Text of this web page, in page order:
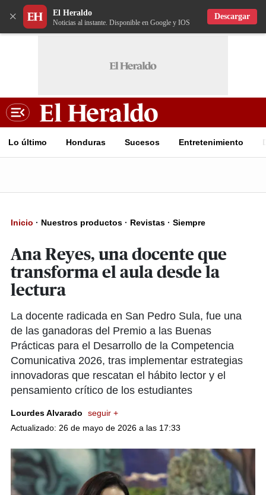
× El Heraldo
Noticias al instante. Disponible en Google y IOS
Descargar
Lo último Honduras Sucesos Entretenimiento
Inicio · Nuestros productos · Revistas · Siempre
Ana Reyes, una docente que
transforma el aula desde la
lectura
La docente radicada en San Pedro Sula, fue una
de las ganadoras del Premio a las Buenas
Prácticas para el Desarrollo de la Competencia
Comunicativa 2026, tras implementar estrategias
innovadoras que rescatan el hábito lector y el
pensamiento crítico de los estudiantes
Lourdes Alvarado
seguir +
Actualizado: 26 de mayo de 2026 a las 17:33